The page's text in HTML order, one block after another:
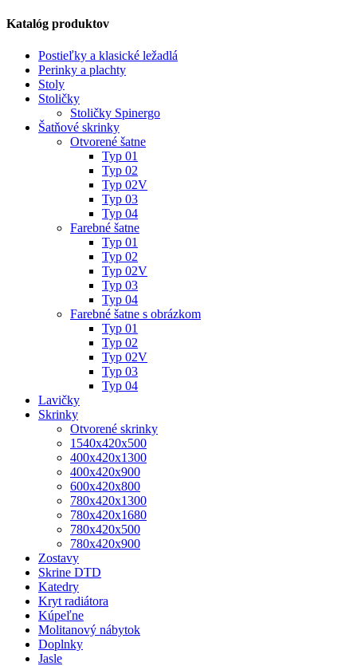
Katalóg produktov
Postieľky a klasické ležadlá
Perinky a plachty
Stoly
Stoličky
Stoličky Spinergo
Šatňové skrinky
Otvorené šatne
Typ 01
Typ 02
Typ 02V
Typ 03
Typ 04
Farebné šatne
Typ 01
Typ 02
Typ 02V
Typ 03
Typ 04
Farebné šatne s obrázkom
Typ 01
Typ 02
Typ 02V
Typ 03
Typ 04
Lavičky
Skrinky
Otvorené skrinky
1540x420x500
400x420x1300
400x420x900
600x420x800
780x420x1300
780x420x1680
780x420x500
780x420x900
Zostavy
Skrine DTD
Katedry
Kryt radiátora
Kúpeľne
Molitanový nábytok
Doplnky
Jasle